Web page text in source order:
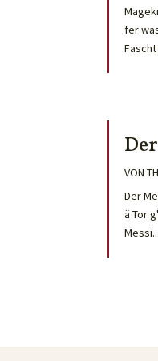
fer
VON
Der
ä Tor
Messi...